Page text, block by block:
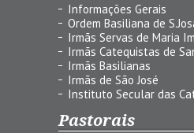
Informações Gerais
Ordem Basiliana de
Irmãs Servas de Maria
Irmãs Catequistas de
Irmãs Basilianas
Irmãs de São José
Instituto Secular das
Pastorais